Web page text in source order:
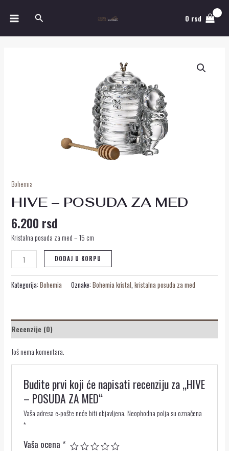
MENU
Pretraga 0 rsd
Bohemia
HIVE – POSUDA ZA MED
6.200 rsd
Kristalna posuda za med – 15 cm
DODAJ U KORPU
Kategorija: Bohemia Oznake: Bohemia kristal, kristalna posuda za med
Recenzije (0)
Još nema komentara.
Budite prvi koji će napisati recenziju za „HIVE
– POSUDA ZA MED“
Vaša adresa e-pošte neće biti objavljena. Neophodna polja su označena
*
Vaša ocena *